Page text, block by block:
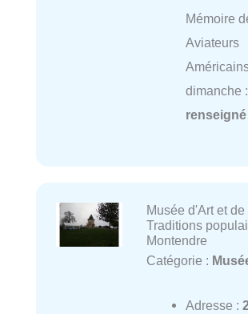
Mémoire
Aviateurs
dimanche :
renseigné
Musée d'Art et de
Traditions
Montendre
Catégorie :
Adresse :